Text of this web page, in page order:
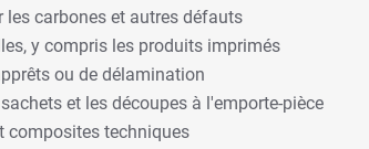
carbones et autres défauts
y compris les produits imprimés
ou de délamination
et les découpes à l'emporte-pièce
composites techniques